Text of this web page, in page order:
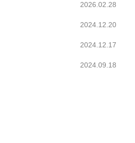
2026.02.28
2024.12.20
2024.12.17
2024.09.18